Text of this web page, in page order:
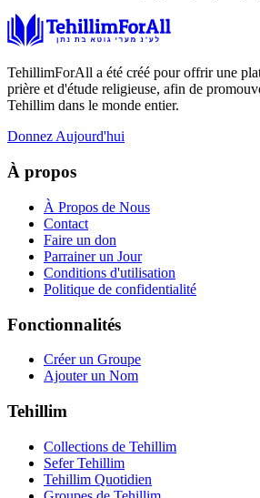
TehillimForAll a été créé pour offrir une
prière et d'étude religieuse, afin de
Tehillim dans le monde entier.
Donnez Aujourd'hui
À propos
À Propos de Nous
Contact
Faire un don
Parrainer un Jour
Conditions d'utilisation
Politique de confidentialité
Fonctionnalités
Créer un Groupe
Ajouter un Nom
Tehillim
Collections de Tehillim
Sefer Tehillim
Tehillim Quotidien